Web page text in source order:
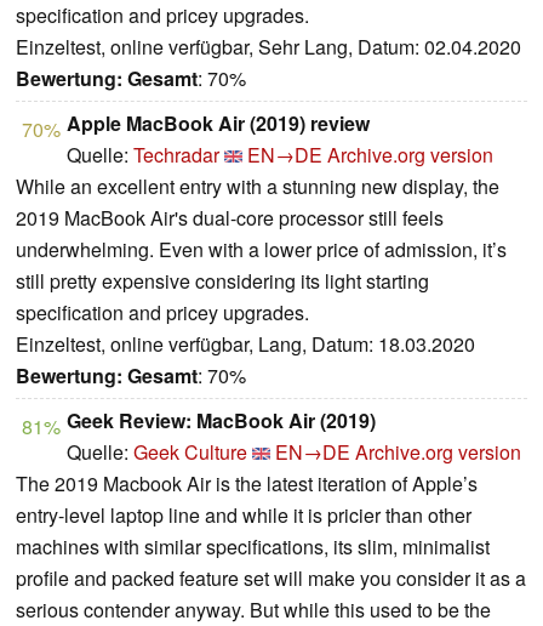
specification and pricey upgrades.
Einzeltest, online verfügbar, Sehr Lang, Datum: 02.04.2020
Bewertung: Gesamt: 70%
70% Apple MacBook Air (2019) review
Quelle: Techradar EN→DE Archive.org version
While an excellent entry with a stunning new display, the
2019 MacBook Air's dual-core processor still feels
underwhelming. Even with a lower price of admission, it’s
still pretty expensive considering its light starting
specification and pricey upgrades.
Einzeltest, online verfügbar, Lang, Datum: 18.03.2020
Bewertung: Gesamt: 70%
81% Geek Review: MacBook Air (2019)
Quelle: Geek Culture EN→DE Archive.org version
The 2019 Macbook Air is the latest iteration of Apple’s
entry-level laptop line and while it is pricier than other
machines with similar specifications, its slim, minimalist
profile and packed feature set will make you consider it as a
serious contender anyway. But while this used to be the